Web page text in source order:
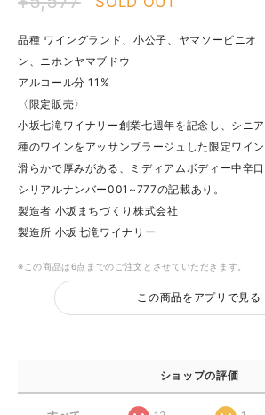
品種 ワイングランド、小公子、ヤマソービニオ
ン、ニホンヤマブドウ
アルコール分 11%
〈限定販売〉
小坂七滝ワイナリー創業七週年を記念し、シニ
種のワインをアッサンブラージュした限定ワイン
滑らかで厚みがある、ミディアムボディー中辛口
シリアルナンバー001~777の記載あり。
製造者 小坂まちづくり株式会社
製造所 小坂七滝ワイナリー
※この商品は6点までのご注文とさせていただきます。
この商品をアプリで見る
ショップの評価